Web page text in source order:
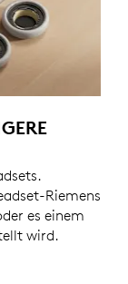
Riemens
in allen
es einem
wird.